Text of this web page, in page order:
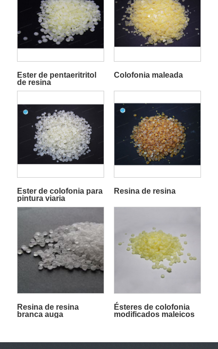
Ester de pentaeritritol
de resina
Colofonia maleada
Ester de colofonia para
pintura viaria
Resina de resina
Resina de resina
branca auga
Ésteres de colofonia
modificados maleicos